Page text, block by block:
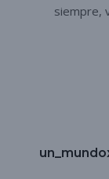
siempre,